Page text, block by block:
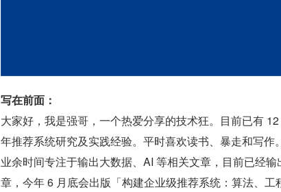
写在前面：
大家好，我是强哥，一个热爱分享的技术狂。目前已有
年推荐系统研究及实践经验。平时喜欢读书、暴走和写作。
业余时间专注于输出大数据、AI 等相关文章，目前已经
章，今年 6 月底会出版「构建企业级推荐系统：算法、